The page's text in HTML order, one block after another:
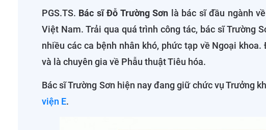
PGS.TS. Bác sĩ Đỗ Trường Sơn là bác sĩ đầu ngành
Việt Nam. Trải qua quá trình công tác, bác sĩ Trường
nhiều các ca bệnh nhân khó, phức tạp về Ngoại
và là chuyên gia về Phẫu thuật Tiêu hóa.
Bác sĩ Trường Sơn hiện nay đang giữ chức vụ Trưởng
viện E.